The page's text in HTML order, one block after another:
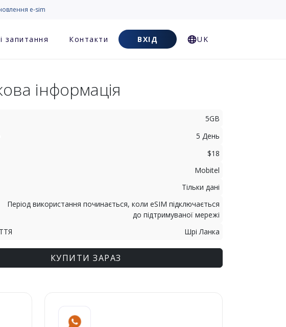
e-sim
запитання Контакти ВХІД UK
інформація
5GB
5 День
$18
Mobitel
Тільки дані
Період використання починається, коли eSIM підключається
до підтримуваної мережі
Шрі Ланка
КУПИТИ ЗАРАЗ